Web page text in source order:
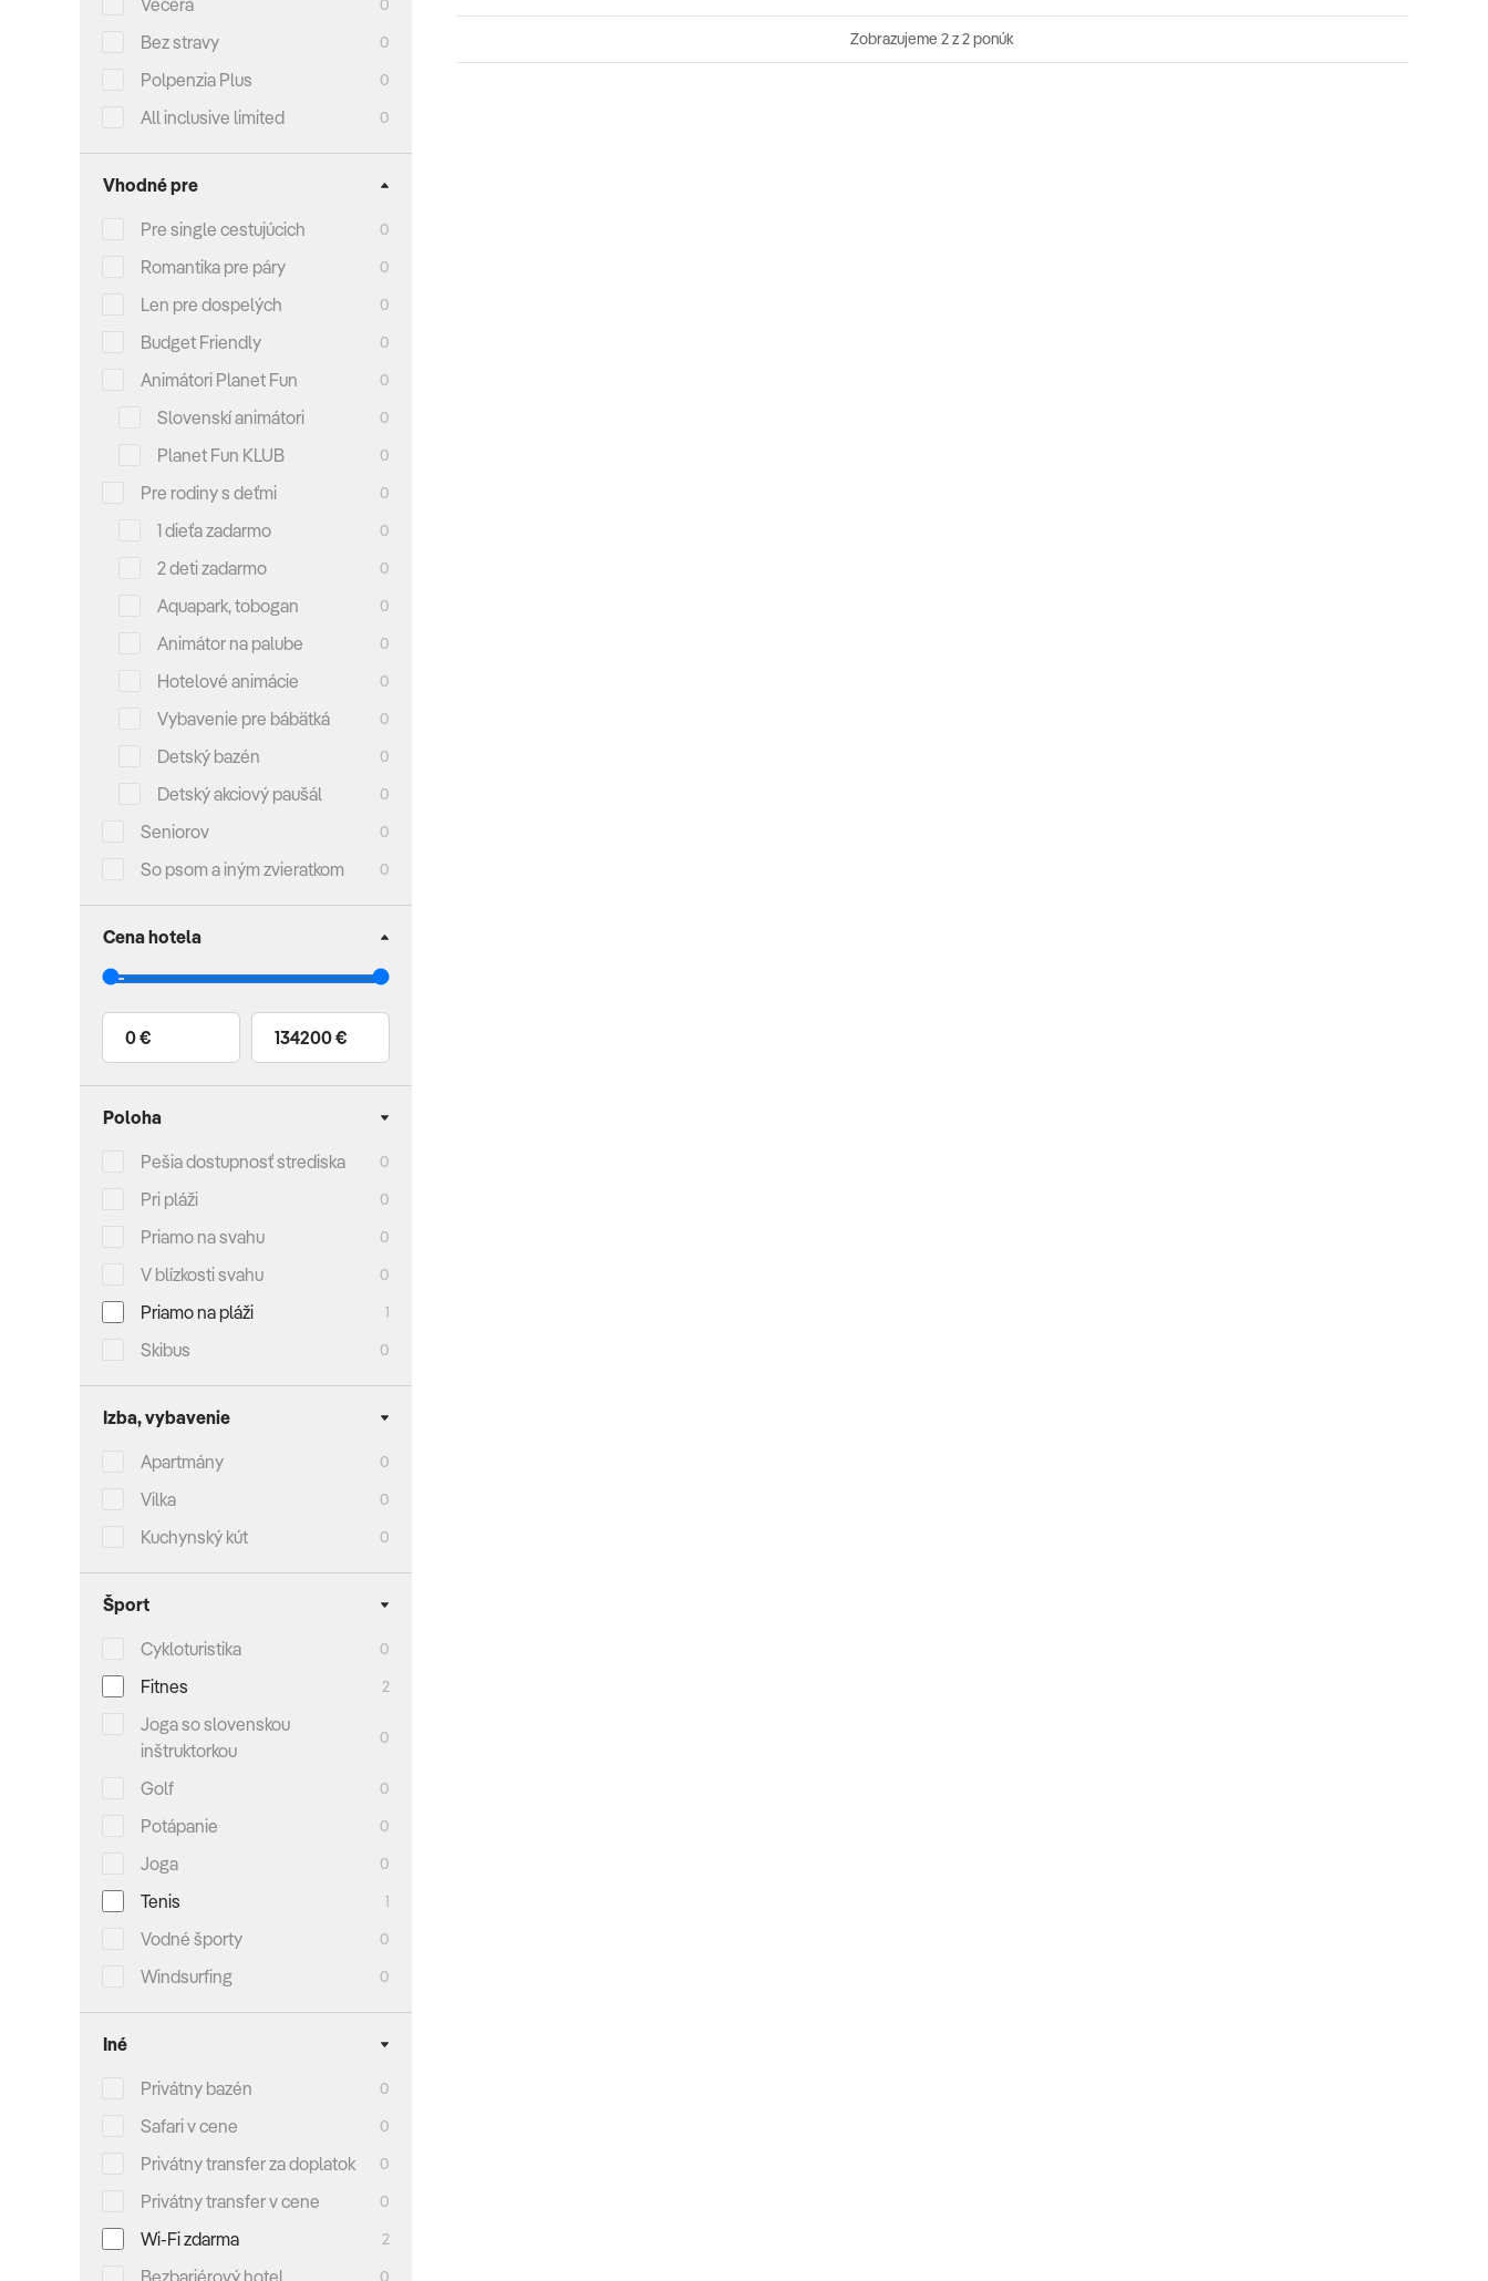
Zobrazujeme 2z 2 ponúk
Večera
Bez stravy 0
Polpenzia Plus 0
All inclusive limited 0
Vhodné pre
Pre single cestujúcich
0
Romantika pre páry 0
Len pre dospelých 0
Budget Friendly 0
Animátori Planet Fun 0
Slovenskí animátori 0
Planet Fun KLUB 0
Pre rodiny s deťmi 0
1 dieťa zadarmo 0
2 deti zadarmo 0
Aquapark, tobogan 0
Animátor na palube 0
Hotelové animácie 0
Vybavenie pre bábätká 0
Detský bazén 0
Detský akciový paušál 0
Seniorov 0
So psom a iným zvieratkom 0
Cena hotela
0 € 134200 €
Poloha
Pešia dostupnosť strediska
0
Pri pláži 0
Priamo na svahu 0
V blízkosti svahu 0
Priamo na pláži 1
Skibus 0
Izba, vybavenie
Apartmány
0
Vilka 0
Kuchynský kút 0
Šport
Cykloturistika
0
Fitnes 2
Joga so slovenskou
inštruktorkou
0
Golf 0
Potápanie 0
Joga 0
Tenis 1
Vodné športy 0
Windsurfing 0
Iné
Privátny bazén
0
Safari v cene 0
Privátny transfer za doplatok 0
Privátny transfer v cene 0
Wi-Fi zdarma 2
Bezbariérový hotel 0